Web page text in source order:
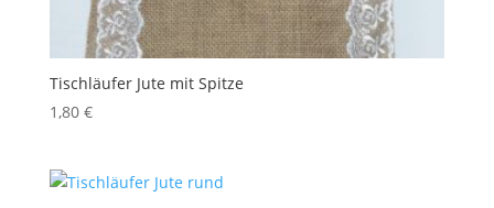
Tischläufer Jute mit Spitze
1,80 €